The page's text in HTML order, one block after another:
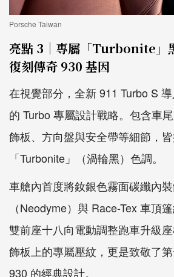
Porsche Taiwan
亮點 3｜專屬「Turbonite」
復刻傳奇 930 基因
在視覺部分，全新 911 Turbo S
的 Turbo 專屬設計戰略。包含車
飾板、方向盤與安全帶等細節，
「Turbonite」（渦輪黑）色調。
車艙內首度將釹銀色霧面碳纖內
（Neodyme）與 Race-Tex 車頂
雙前座十八向電動調整跑車升級
飾板上的專屬壓紋，更是致敬了
930 的經典設計。